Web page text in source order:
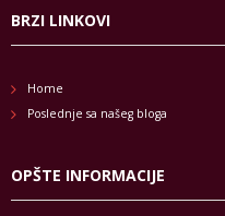
BRZI LINKOVI
Home
Poslednje sa našeg bloga
OPŠTE INFORMACIJE